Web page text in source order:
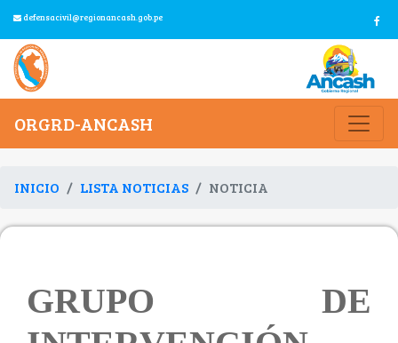
defensacivil@regionancash.gob.pe
ORGRD-ANCASH
INICIO LISTA NOTICIAS NOTICIA
GRUPO DE